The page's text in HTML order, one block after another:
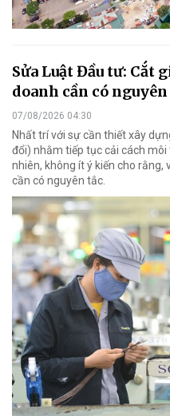
Sửa Luật Đầu tư: Cắt
doanh cần có nguyên
07/08/2026 04:30
Nhất trí với sự cần thiết xây
đổi) nhằm tiếp tục cải cách
nhiên, không ít ý kiến cho rằng,
cần có nguyên tắc.